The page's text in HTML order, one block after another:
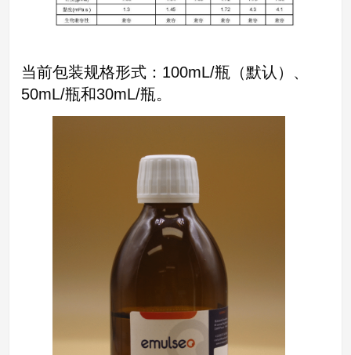
当前包装规格形式：100mL/瓶（默认）、
50mL/瓶和30mL/瓶。